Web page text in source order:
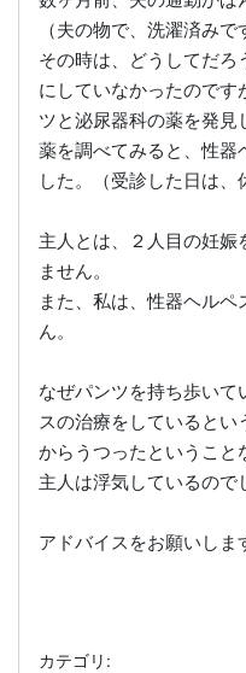
（夫の物で、洗濯済みで
その時は、どうしてだ
にしていなかったので
ツと泌尿器科の薬を発見
薬を調べてみると、性器
した。（受診した日は、
主人とは、２人目の妊
ません。
また、私は、性器ヘル
ん。
なぜパンツを持ち歩い
スの治療をしていると
からうつったということ
主人は浮気しているので
アドバイスをお願いしま
カテゴリ: